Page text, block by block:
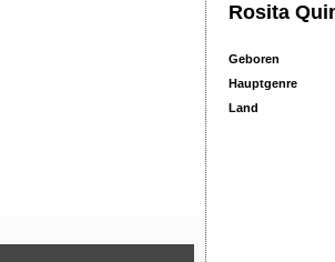
Rosita
Geboren
Hauptgenre
Land